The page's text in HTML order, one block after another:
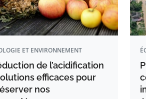
ET ENVIRONNEMENT
de l’acidification
efficaces pour
nos